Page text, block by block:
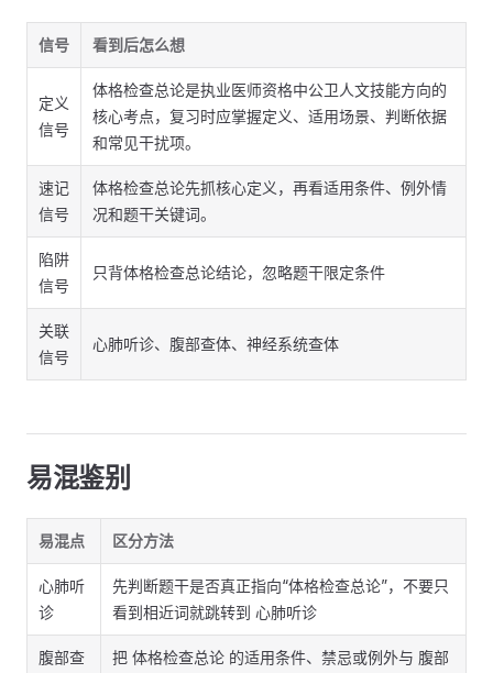
信号 看到后怎么想
定义
信号
体格检查总论是执业医师资格中公卫人文技能方向的
核心考点，复习时应掌握定义、适用场景、判断依据
和常见干扰项。
速记
信号
体格检查总论先抓核心定义，再看适用条件、例外情
况和题干关键词。
陷阱
信号
只背体格检查总论结论，忽略题干限定条件
关联
信号
心肺听诊、腹部查体、神经系统查体
易混鉴别
易混点 区分方法
心肺听
诊
先判断题干是否真正指向“体格检查总论”，不要只
看到相近词就跳转到 心肺听诊
腹部查
把 体格检查总论 的适用条件、禁忌或例外与 腹部